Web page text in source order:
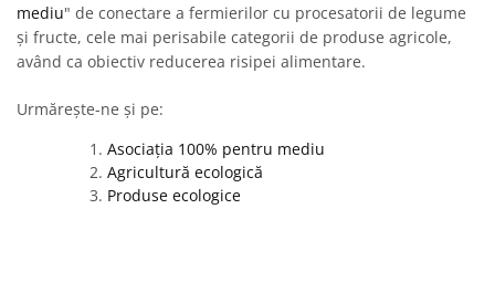
mediu" de conectare a fermierilor cu procesatorii de legume
și fructe, cele mai perisabile categorii de produse agricole,
având ca obiectiv reducerea risipei alimentare.
Urmărește-ne și pe:
Asociația 100% pentru mediu
Agricultură ecologică
Produse ecologice